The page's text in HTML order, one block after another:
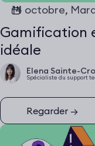
14 octobre,
Gamification
idéale
Elena Sainte-
Spécialiste du support
Regarder →